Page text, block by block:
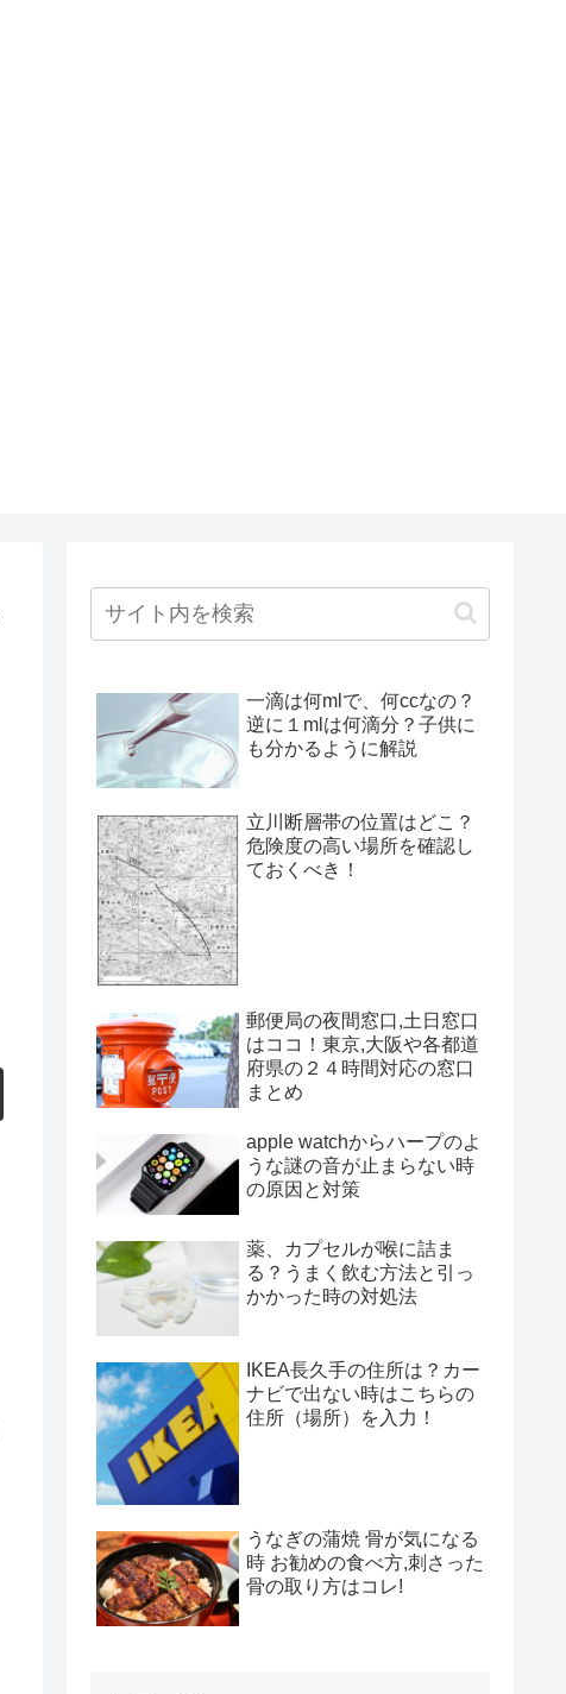
一滴は何mlで、何ccなの？
逆に１mlは何滴分？子供に
も分かるように解説
立川断層帯の位置はどこ？
危険度の高い場所を確認し
ておくべき！
郵便局の夜間窓口,土日窓口
はココ！東京,大阪や各都道
府県の２４時間対応の窓口
まとめ
apple watchからハープのよ
うな謎の音が止まらない時
の原因と対策
薬、カプセルが喉に詰ま
る？うまく飲む方法と引っ
かかった時の対処法
IKEA長久手の住所は？カー
ナビで出ない時はこちらの
住所（場所）を入力！
うなぎの蒲焼 骨が気になる
時 お勧めの食べ方,刺さった
骨の取り方はコレ!